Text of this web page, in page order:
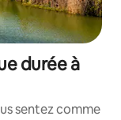
durée à
sentez comme